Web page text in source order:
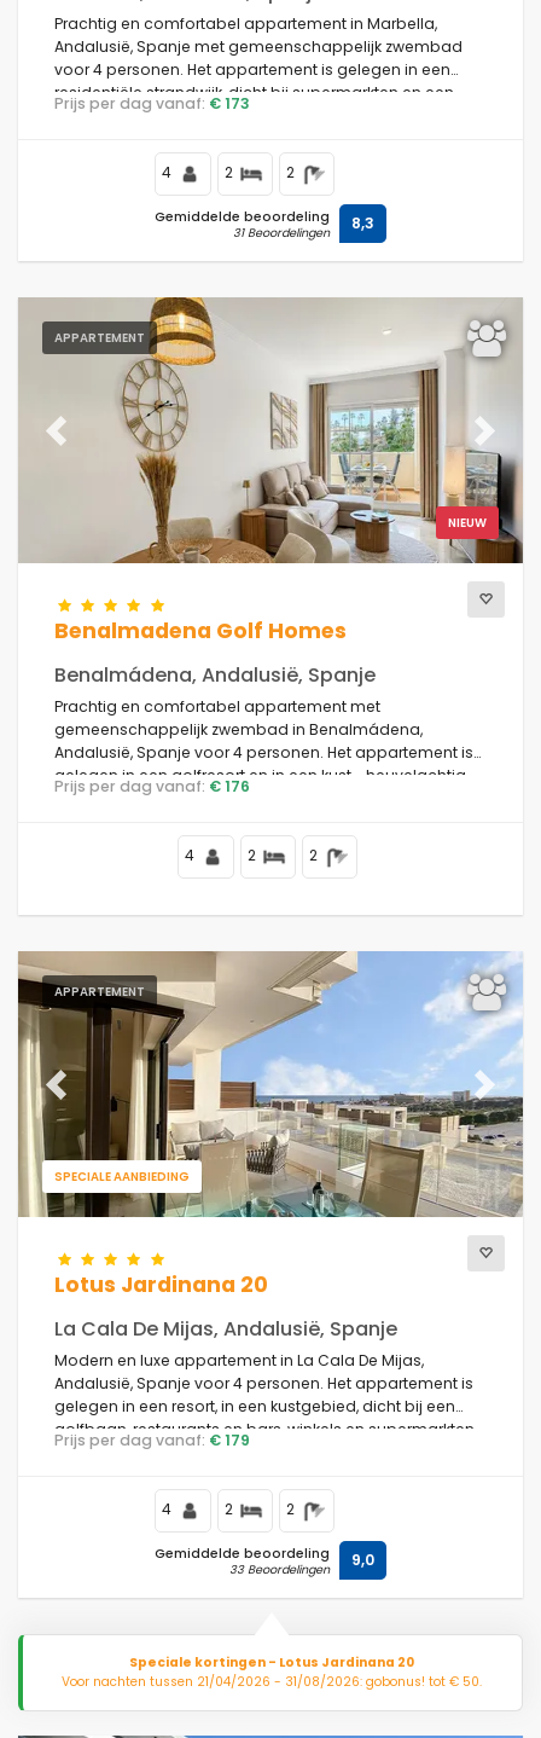
Prachtig en comfortabel appartement in Marbella,
Andalusië, Spanje met gemeenschappelijk zwembad
voor 4 personen. Het appartement is gelegen in een
residentiële strandwijk, dicht bij supermarkten en een
tennisbaan, op 500 m van het Playa Don Carlos strand
Prijs per dag vanaf: € 173
4 2 2
Gemiddelde beoordeling
31 Beoordelingen 8,3
APPARTEMENT
NIEUW
Previous Next
Benalmadena Golf Homes
Benalmádena, Andalusië, Spanje
Prachtig en comfortabel appartement met
gemeenschappelijk zwembad in Benalmádena,
Andalusië, Spanje voor 4 personen. Het appartement is
gelegen in een golfresort en in een kust-, heuvelachtig
en residentieel gebied.
Prijs per dag vanaf: € 176
4 2 2
APPARTEMENT
SPECIALE AANBIEDING
Previous Next
Lotus Jardinana 20
La Cala De Mijas, Andalusië, Spanje
Modern en luxe appartement in La Cala De Mijas,
Andalusië, Spanje voor 4 personen. Het appartement is
gelegen in een resort, in een kustgebied, dicht bij een
golfbaan, restaurants en bars, winkels en supermarkten,
en op 1 km van het strand van La Cala de Mijas.
Prijs per dag vanaf: € 179
4 2 2
Gemiddelde beoordeling
33 Beoordelingen 9,0
Speciale kortingen - Lotus Jardinana 20
Voor nachten tussen 21/04/2026 - 31/08/2026: gobonus! tot € 50.